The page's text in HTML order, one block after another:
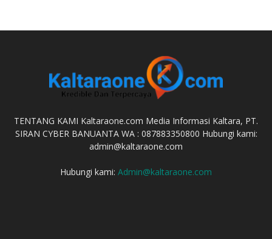
TENTANG KAMI Kaltaraone.com Media Informasi Kaltara, PT.
SIRAN CYBER BANUANTA WA : 087883350800 Hubungi kami:
admin@kaltaraone.com
Hubungi kami: Admin@kaltaraone.com